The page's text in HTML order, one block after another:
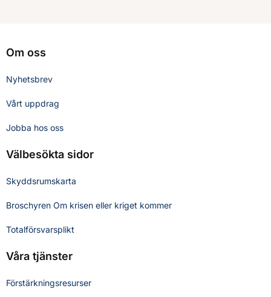
Om oss
Nyhetsbrev
Vårt uppdrag
Jobba hos oss
Välbesökta sidor
Skyddsrumskarta
Broschyren Om krisen eller kriget kommer
Totalförsvarsplikt
Våra tjänster
Förstärkningsresurser